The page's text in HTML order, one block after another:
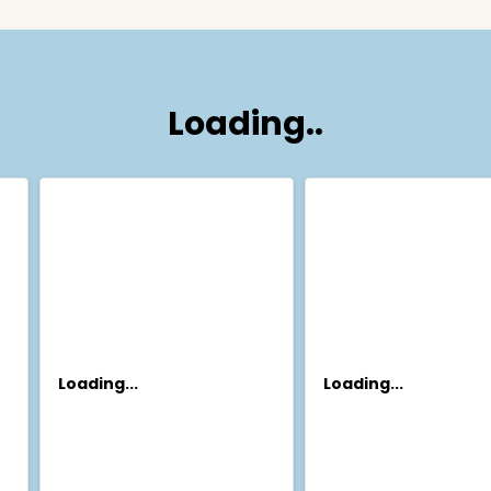
Loading..
Loading... Loading...